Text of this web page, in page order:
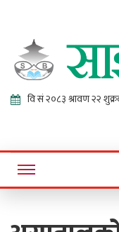
Online News Portal